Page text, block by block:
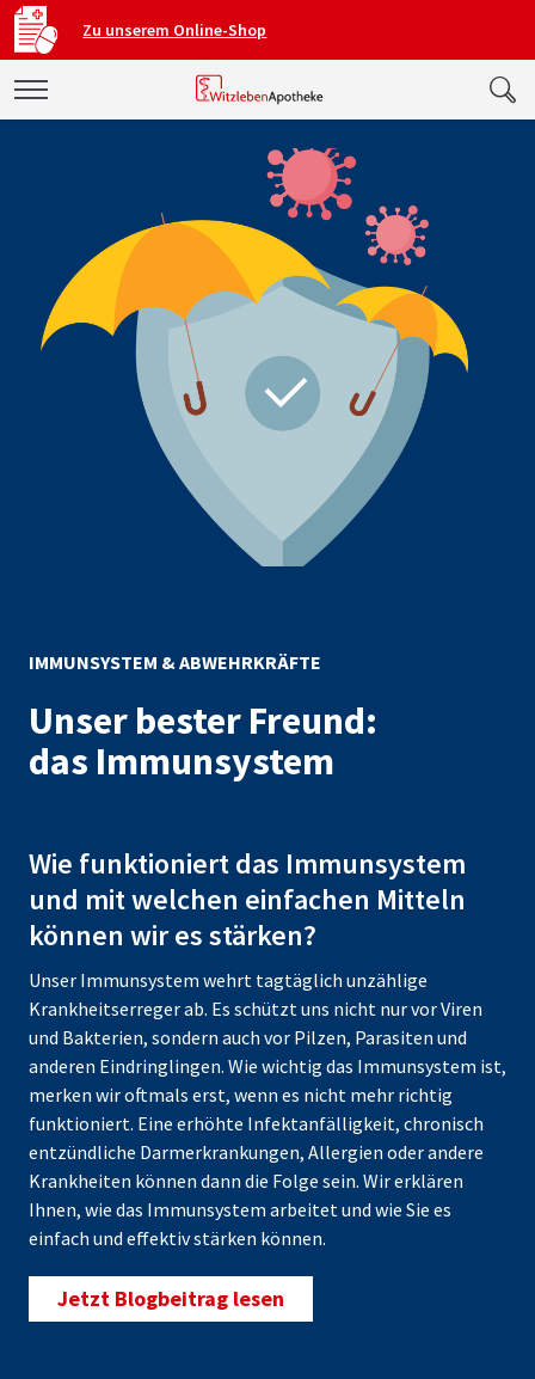
Zu unserem Online-Shop
IMMUNSYSTEM & ABWEHRKRÄFTE
Unser bester Freund:
das Immunsystem
Wie funktioniert das Immunsystem
und mit welchen einfachen Mitteln
können wir es stärken?
Unser Immunsystem wehrt tagtäglich unzählige
Krankheitserreger ab. Es schützt uns nicht nur vor Viren
und Bakterien, sondern auch vor Pilzen, Parasiten und
anderen Eindringlingen. Wie wichtig das Immunsystem ist,
merken wir oftmals erst, wenn es nicht mehr richtig
funktioniert. Eine erhöhte Infektanfälligkeit, chronisch
entzündliche Darmerkrankungen, Allergien oder andere
Krankheiten können dann die Folge sein. Wir erklären
Ihnen, wie das Immunsystem arbeitet und wie Sie es
einfach und effektiv stärken können.
Jetzt Blogbeitrag lesen